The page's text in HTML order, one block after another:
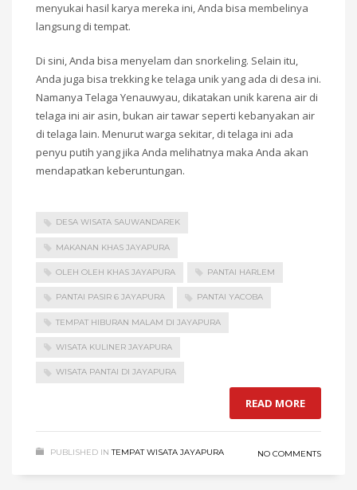
menyukai hasil karya mereka ini, Anda bisa membelinya
langsung di tempat.
Di sini, Anda bisa menyelam dan snorkeling. Selain itu,
Anda juga bisa trekking ke telaga unik yang ada di desa ini.
Namanya Telaga Yenauwyau, dikatakan unik karena air di
telaga ini air asin, bukan air tawar seperti kebanyakan air
di telaga lain. Menurut warga sekitar, di telaga ini ada
penyu putih yang jika Anda melihatnya maka Anda akan
mendapatkan keberuntungan.
DESA WISATA SAUWANDAREK
MAKANAN KHAS JAYAPURA
OLEH OLEH KHAS JAYAPURA PANTAI HARLEM
PANTAI PASIR 6 JAYAPURA PANTAI YACOBA
TEMPAT HIBURAN MALAM DI JAYAPURA
WISATA KULINER JAYAPURA
WISATA PANTAI DI JAYAPURA
READ MORE
PUBLISHED IN TEMPAT WISATA JAYAPURA NO COMMENTS